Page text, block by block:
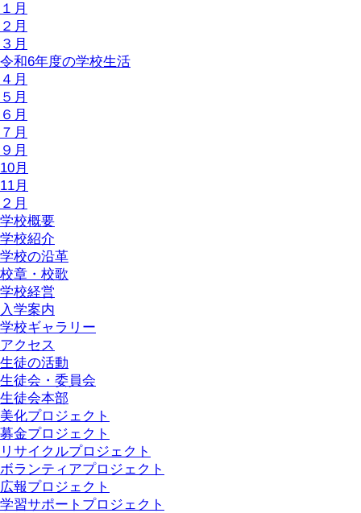
１月
２月
３月
令和6年度の学校生活
４月
５月
６月
７月
９月
10月
11月
２月
学校概要
学校紹介
学校の沿革
校章・校歌
学校経営
入学案内
学校ギャラリー
アクセス
生徒の活動
生徒会・委員会
生徒会本部
美化プロジェクト
募金プロジェクト
リサイクルプロジェクト
ボランティアプロジェクト
広報プロジェクト
学習サポートプロジェクト